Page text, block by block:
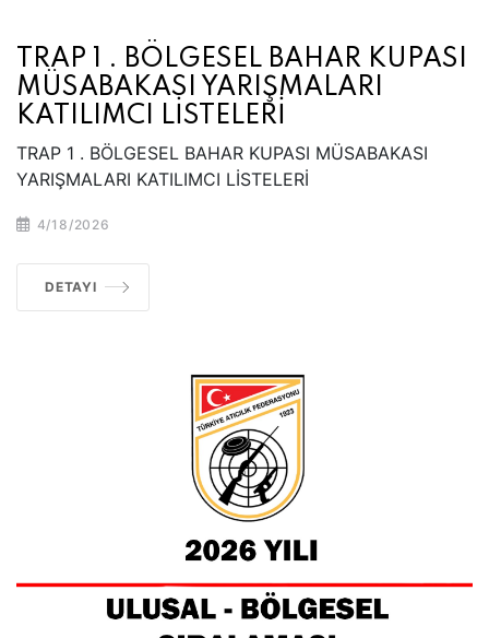
TRAP 1 . BÖLGESEL BAHAR KUPASI
MÜSABAKASI YARIŞMALARI
KATILIMCI LİSTELERİ
TRAP 1 . BÖLGESEL BAHAR KUPASI MÜSABAKASI
YARIŞMALARI KATILIMCI LİSTELERİ
4/18/2026
DETAYI